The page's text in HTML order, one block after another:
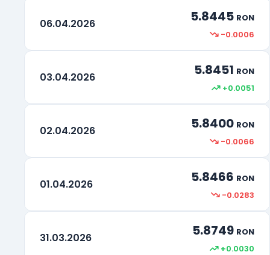
06.04.2026 5.8445 RON
-0.0006
03.04.2026 5.8451 RON
+0.0051
02.04.2026 5.8400 RON
-0.0066
01.04.2026 5.8466 RON
-0.0283
31.03.2026 5.8749 RON
+0.0030